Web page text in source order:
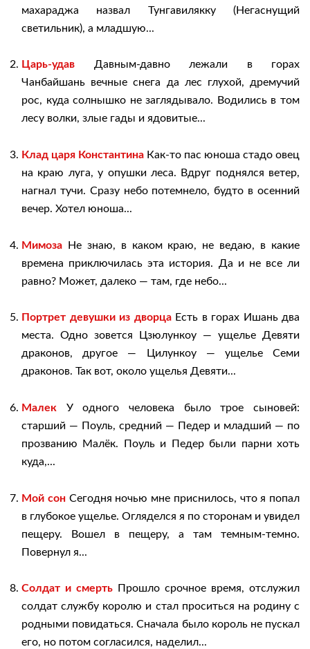
махараджа назвал Тунгавилякку (Негаснущий
светильник), а младшую...
Царь-удав Давным-давно лежали в горах
Чанбайшань вечные снега да лес глухой, дремучий
рос, куда солнышко не заглядывало. Водились в том
лесу волки, злые гады и ядовитые...
Клад царя Константина Как-то пас юноша стадо овец
на краю луга, у опушки леса. Вдруг поднялся ветер,
нагнал тучи. Сразу небо потемнело, будто в осенний
вечер. Хотел юноша...
Мимоза Не знаю, в каком краю, не ведаю, в какие
времена приключилась эта история. Да и не все ли
равно? Может, далеко — там, где небо...
Портрет девушки из дворцаЕсть в горах Ишань два
места. Одно зовется Цзюлункоу — ущелье Девяти
драконов, другое — Цилункоу — ущелье Семи
драконов. Так вот, около ущелья Девяти...
Малек У одного человека было трое сыновей:
старший — Поуль, средний — Педер и младший — по
прозванию Малёк. Поуль и Педер были парни хоть
куда,...
Мой сонСегодня ночью мне приснилось, что я попал
в глубокое ущелье. Огляделся я по сторонам и увидел
пещеру. Вошел в пещеру, а там темным-темно.
Повернул я...
Солдат и смерть Прошло срочное время, отслужил
солдат службу королю и стал проситься на родину с
родными повидаться. Сначала было король не пускал
его, но потом согласился, наделил...